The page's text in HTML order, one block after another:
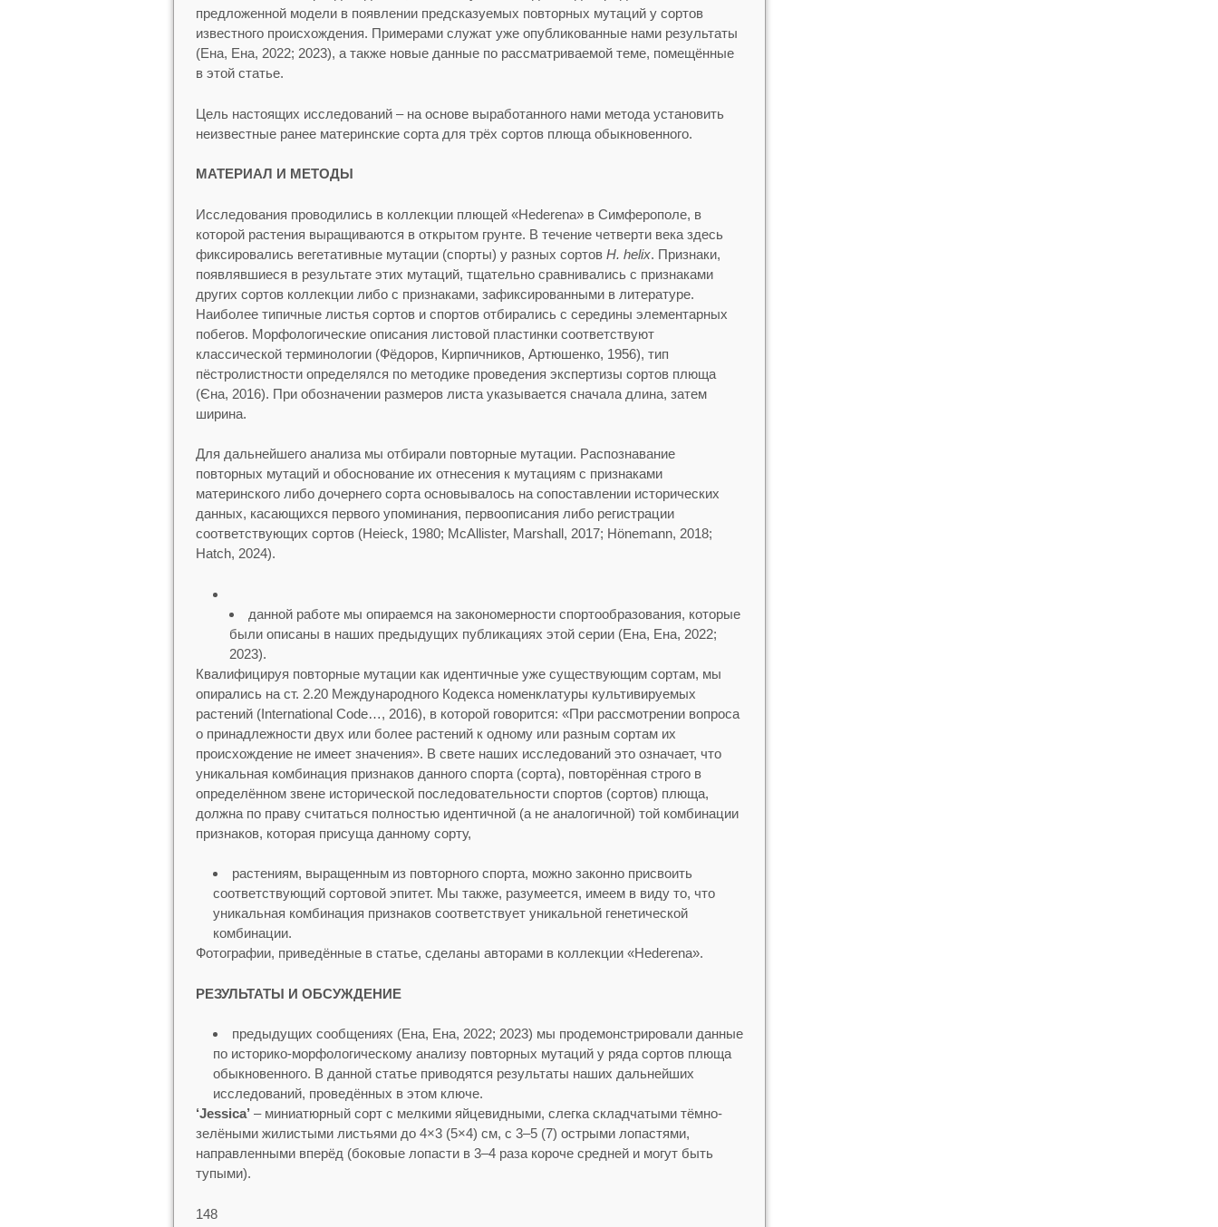
предложенной модели в появлении предсказуемых повторных мутаций у сортов
известного происхождения. Примерами служат уже опубликованные нами результаты
(Ена, Ена, 2022; 2023), а также новые данные по рассматриваемой теме, помещённые
в этой статье.
Цель настоящих исследований – на основе выработанного нами метода установить
неизвестные ранее материнские сорта для трёх сортов плюща обыкновенного.
МАТЕРИАЛ И МЕТОДЫ
Исследования проводились в коллекции плющей «Hederena» в Симферополе, в
которой растения выращиваются в открытом грунте. В течение четверти века здесь
фиксировались вегетативные мутации (спорты) у разных сортов H. helix. Признаки,
появлявшиеся в результате этих мутаций, тщательно сравнивались с признаками
других сортов коллекции либо с признаками, зафиксированными в литературе.
Наиболее типичные листья сортов и спортов отбирались с середины элементарных
побегов. Морфологические описания листовой пластинки соответствуют
классической терминологии (Фёдоров, Кирпичников, Артюшенко, 1956), тип
пёстролистности определялся по методике проведения экспертизы сортов плюща
(Єна, 2016). При обозначении размеров листа указывается сначала длина, затем
ширина.
Для дальнейшего анализа мы отбирали повторные мутации. Распознавание
повторных мутаций и обоснование их отнесения к мутациям с признаками
материнского либо дочернего сорта основывалось на сопоставлении исторических
данных, касающихся первого упоминания, первоописания либо регистрации
соответствующих сортов (Heieck, 1980; McAllister, Marshall, 2017; Hönemann, 2018;
Hatch, 2024).
данной работе мы опираемся на закономерности спортообразования, которые
были описаны в наших предыдущих публикациях этой серии (Ена, Ена, 2022;
2023).
Квалифицируя повторные мутации как идентичные уже существующим сортам, мы
опирались на ст. 2.20 Международного Кодекса номенклатуры культивируемых
растений (International Code…, 2016), в которой говорится: «При рассмотрении вопроса
о принадлежности двух или более растений к одному или разным сортам их
происхождение не имеет значения». В свете наших исследований это означает, что
уникальная комбинация признаков данного спорта (сорта), повторённая строго в
определённом звене исторической последовательности спортов (сортов) плюща,
должна по праву считаться полностью идентичной (а не аналогичной) той комбинации
признаков, которая присуща данному сорту,
растениям, выращенным из повторного спорта, можно законно присвоить
соответствующий сортовой эпитет. Мы также, разумеется, имеем в виду то, что
уникальная комбинация признаков соответствует уникальной генетической
комбинации.
Фотографии, приведённые в статье, сделаны авторами в коллекции «Hederena».
РЕЗУЛЬТАТЫ И ОБСУЖДЕНИЕ
предыдущих сообщениях (Ена, Ена, 2022; 2023) мы продемонстрировали данные
по историко-морфологическому анализу повторных мутаций у ряда сортов плюща
обыкновенного. В данной статье приводятся результаты наших дальнейших
исследований, проведённых в этом ключе.
‘Jessica’– миниатюрный сорт с мелкими яйцевидными, слегка складчатыми тёмно-
зелёными жилистыми листьями до 4×3 (5×4) см, с 3–5 (7) острыми лопастями,
направленными вперёд (боковые лопасти в 3–4 раза короче средней и могут быть
тупыми).
148